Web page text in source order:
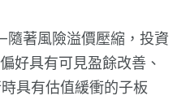
著風險溢價壓縮，投資
好具有可見盈餘改善、
具有估值緩衝的子板